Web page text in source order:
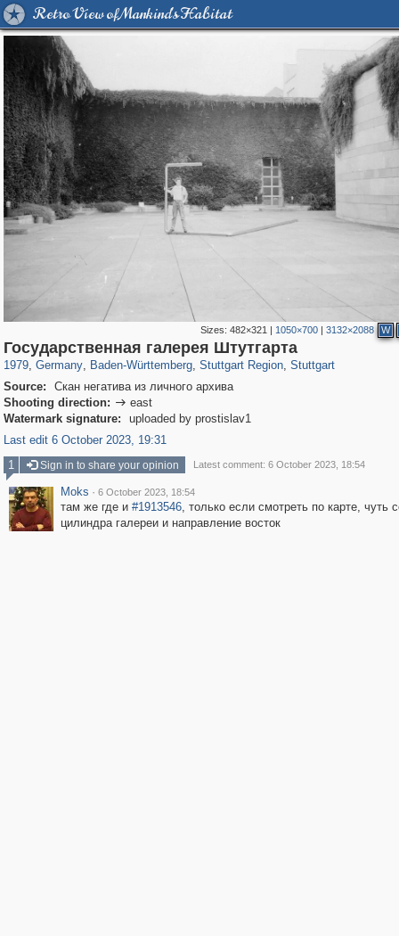
Retro View of Mankind's Habitat
Sizes: 482×321 | 1050×700| 3132×2088 W
Государственная галерея Штутгарта
1979, Germany
63,899 1,855
, Baden-Württemberg
2,956 61
, Stuttgart Region
1,579 11
, Stuttgart
1,146
Source:
Скан негатива из личного архива
Shooting direction:  east
Watermark signature:
uploaded by prostislav1
Last edit 6 October 2023, 19:31
1
Sign in to share your opinion Latest comment: 6 October 2023, 18:54
Moks · 6 October 2023, 18:54
там же где и #1913546, только если смотреть по карте, чуть
цилиндра галереи и направление восток